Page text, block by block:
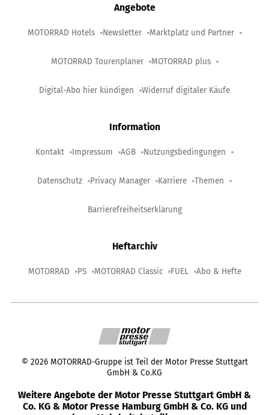
Angebote
MOTORRAD Hotels Newsletter Marktplatz und Partner
MOTORRAD Tourenplaner MOTORRAD plus
Digital-Abo hier kündigen Widerruf digitaler Käufe
Information
Kontakt Impressum AGB Nutzungsbedingungen
Datenschutz Privacy Manager Karriere Themen
Barrierefreiheitserklärung
Heftarchiv
MOTORRAD PS MOTORRAD Classic FUEL Abo & Hefte
© 2026 MOTORRAD-Gruppe ist Teil der Motor Presse Stuttgart
GmbH & Co.KG
Weitere Angebote der Motor Presse Stuttgart GmbH &
Co. KG & Motor Presse Hamburg GmbH & Co. KG und